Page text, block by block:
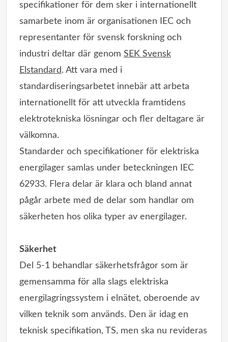
specifikationer för dem sker i internationellt
samarbete inom är organisationen IEC och
representanter för svensk forskning och
industri deltar där genom SEK Svensk
Elstandard. Att vara med i
standardiseringsarbetet innebär att arbeta
internationellt för att utveckla framtidens
elektrotekniska lösningar och fler deltagare är
välkomna.
Standarder och specifikationer för elektriska
energilager samlas under beteckningen IEC
62933. Flera delar är klara och bland annat
pågår arbete med de delar som handlar om
säkerheten hos olika typer av energilager.
Säkerhet
Del 5-1 behandlar säkerhetsfrågor som är
gemensamma för alla slags elektriska
energilagringssystem i elnätet, oberoende av
vilken teknik som används. Den är idag en
teknisk specifikation, TS, men ska nu revideras